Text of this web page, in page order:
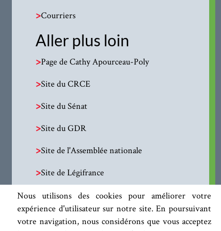
Nous utilisons des cookies pour améliorer votre
expérience d'utilisateur sur notre site. En poursuivant
votre navigation, nous considérons que vous acceptez
>Courriers
Aller plus loin
>Page de Cathy Apourceau-Poly
>Site du CRCE
>Site du Sénat
>Site du GDR
>Site de l'Assemblée nationale
>Site de Légifrance